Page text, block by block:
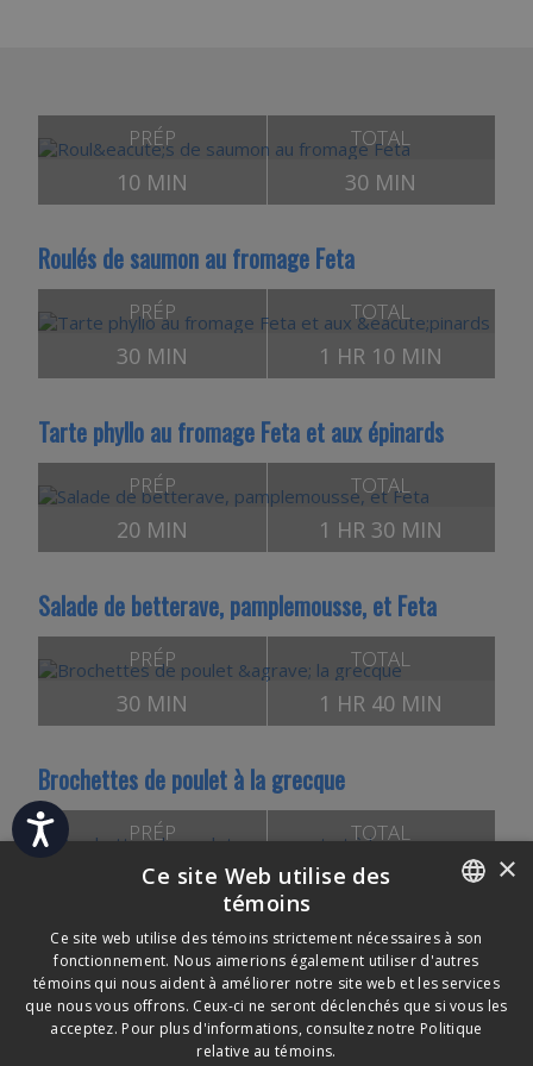
Accessibility
PRÉP
10 MIN
TOTAL
30 MIN
Roulés de saumon au fromage Feta
PRÉP
30 MIN
TOTAL
1 HR 10 MIN
Tarte phyllo au fromage Feta et aux épinards
PRÉP
20 MIN
TOTAL
1 HR 30 MIN
Salade de betterave, pamplemousse, et Feta
PRÉP
30 MIN
TOTAL
1 HR 40 MIN
Brochettes de poulet à la grecque
PRÉP
40 MIN
TOTAL
50 MIN
Brochettes de poulet au yogourt et à la mangue
ENGLISH
×
Ce site Web utilise des
témoins
Ce site web utilise des témoins strictement nécessaires à son
fonctionnement. Nous aimerions également utiliser d'autres
témoins qui nous aident à améliorer notre site web et les services
que nous vous offrons. Ceux-ci ne seront déclenchés que si vous les
acceptez. Pour plus d'informations, consultez notre Politique
relative au témoins.